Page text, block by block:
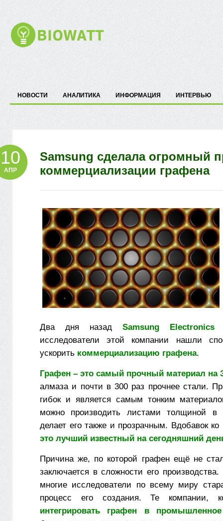
НОВОСТИ АНАЛИТИКА ИНФОРМАЦИЯ ИНТЕРВЬЮ
Samsung сделала огромный
коммерциализации графена
10
АПР
Два дня назад Samsung Electronics
исследователи этой компании нашли
ускорить коммерциализацию графена.
Графен – это самый прочный материал на
алмаза и почти в 300 раз прочнее стали.
гибок и является самым тонким
можно производить листами толщиной
делает его также и прозрачным. Вдобавок
это лучший известный на сегодняшний
Причина же, по которой графен ещё не
заключается в сложности его
многие исследователи по всему миру
процесс его создания. Те компании,
интегрировать графен в промышленное